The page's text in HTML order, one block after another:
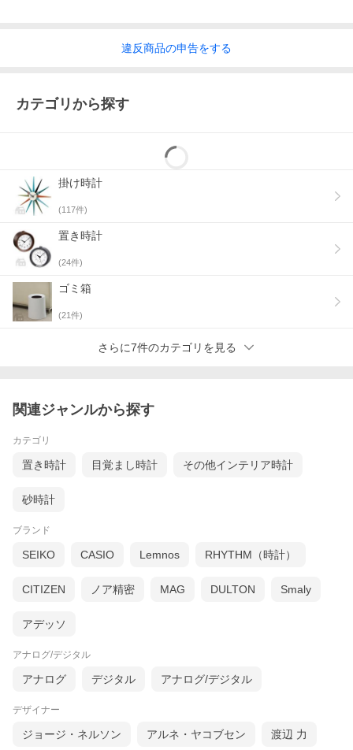
違反商品の申告をする
カテゴリから探す
掛け時計
(117件)
置き時計
(24件)
ゴミ箱
(21件)
さらに7件のカテゴリを見る
関連ジャンルから探す
カテゴリ
置き時計 目覚まし時計 その他インテリア時計
砂時計
ブランド
SEIKO CASIO Lemnos RHYTHM（時計）
CITIZEN ノア精密 MAG DULTON Smaly
アデッソ
アナログ/デジタル
アナログ デジタル アナログ/デジタル
デザイナー
ジョージ・ネルソン アルネ・ヤコブセン 渡辺 力